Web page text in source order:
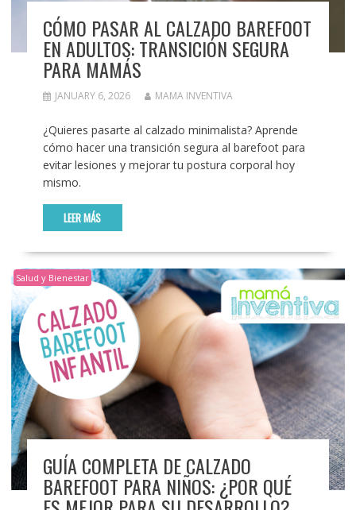
CÓMO PASAR AL CALZADO BAREFOOT
EN ADULTOS: TRANSICIÓN SEGURA
PARA MAMÁS
JANUARY 6, 2026 MAMA INVENTIVA
¿Quieres pasarte al calzado minimalista? Aprende
cómo hacer una transición segura al barefoot para
evitar lesiones y mejorar tu postura corporal hoy
mismo.
LEER MÁS
Salud y Bienestar
GUÍA COMPLETA DE CALZADO
BAREFOOT PARA NIÑOS: ¿POR QUÉ